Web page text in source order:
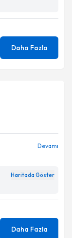
Daha Fazla
Devamı
Haritada Göster
Daha Fazla